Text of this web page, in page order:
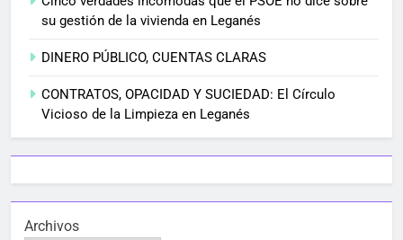
su gestión de la vivienda en Leganés
DINERO PÚBLICO, CUENTAS CLARAS
CONTRATOS, OPACIDAD Y SUCIEDAD: El Círculo
Vicioso de la Limpieza en Leganés
Archivos